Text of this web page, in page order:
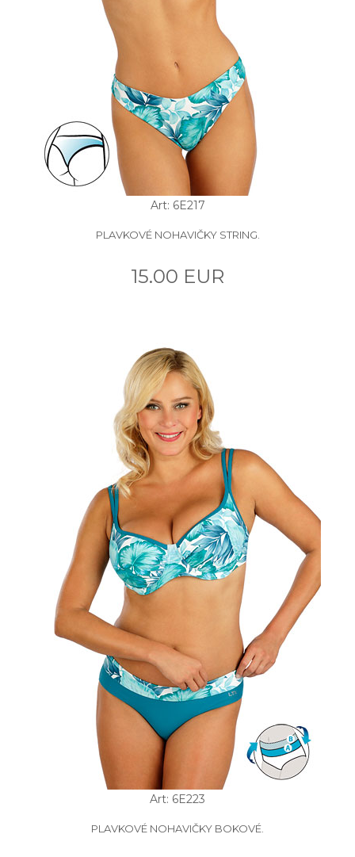
Art: 6E217
PLAVKOVÉ NOHAVIČKY STRING.
15.00 EUR
Art: 6E223
PLAVKOVÉ NOHAVIČKY BOKOVÉ.